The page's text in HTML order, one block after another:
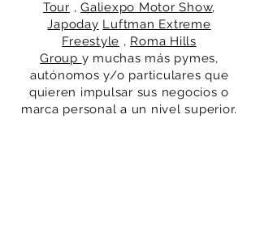
Tour ,Galiexpo Motor Show,
Japoday Luftman Extreme
Freestyle , Roma Hills
Group y muchas más pymes,
autónomos y/o particulares que
quieren impulsar sus negocios o
marca personal a un nivel superior.